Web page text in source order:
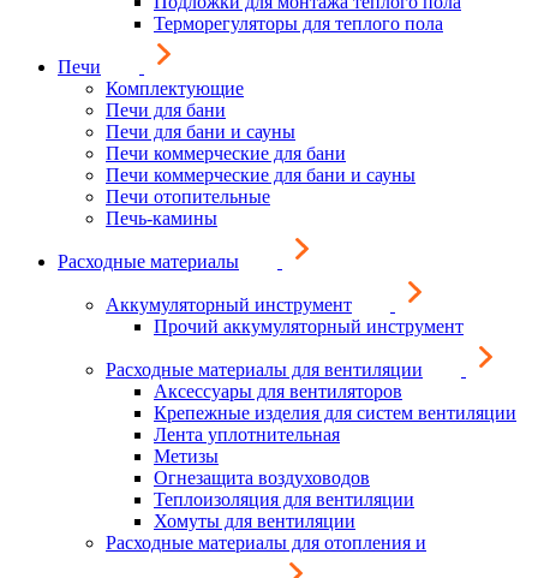
Терморегуляторы для теплого пола
Печи
Комплектующие
Печи для бани
Печи для бани и сауны
Печи коммерческие для бани
Печи коммерческие для бани и сауны
Печи отопительные
Печь-камины
Расходные материалы
Аккумуляторный инструмент
Прочий аккумуляторный инструмент
Расходные материалы для вентиляции
Аксессуары для вентиляторов
Крепежные изделия для систем вентиляции
Лента уплотнительная
Метизы
Огнезащита воздуховодов
Теплоизоляция для вентиляции
Хомуты для вентиляции
Расходные материалы для отопления и